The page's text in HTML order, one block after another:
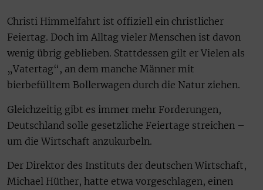
Christi Himmelfahrt ist offiziell ein christlicher
Feiertag. Doch im Alltag vieler Menschen ist davon
wenig übrig geblieben. Stattdessen gilt er Vielen als
„Vatertag“, an dem manche Männer mit
bierbefülltem Bollerwagen durch die Natur ziehen.
Gleichzeitig gibt es immer mehr Forderungen,
Deutschland solle gesetzliche Feiertage streichen –
um die Wirtschaft anzukurbeln.
Der Direktor des Instituts der deutschen Wirtschaft,
Michael Hüther, hatte etwa vorgeschlagen, einen